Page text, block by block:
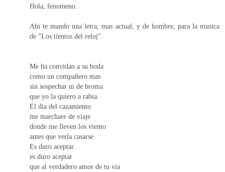
Hola, fenomeno.
Ahi te mando una letra, mas actual, y de hombre, para la musica
de "Los tientos del reloj".
Me ha convidao a su boda
como un compañero mas
sin sospechar ni de broma
que yo la quiero a rabia.
El dia del cazamiento
me marchare de viaje
donde me lleven los viento
antes que verla casarse.
Es duro aceptar
es duro aceptar
que al verdadero amor de tu via